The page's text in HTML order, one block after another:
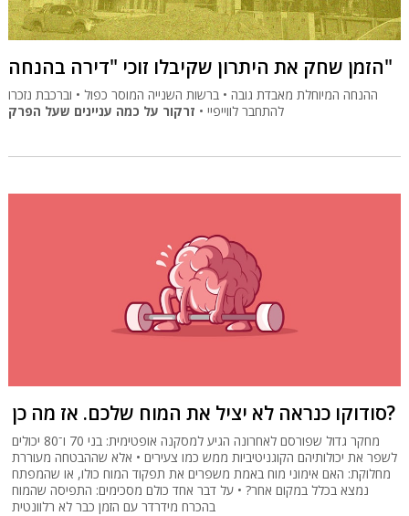
הזמן שחק את היתרון שקיבלו זוכי "דירה בהנחה"
ההנחה המיוחלת מאבדת גובה • ברשות השנייה המוסר כפול • וברכבת נזכרו
להתחבר לווייפיי • זרקור על כמה עניינים שעל הפרק
סודוקו כנראה לא יציל את המוח שלכם. אז מה כן?
מחקר גדול שפורסם לאחרונה הגיע למסקנה אופטימית: בני 70 ו־80 יכולים
לשפר את יכולותיהם הקוגניטיביות ממש כמו צעירים • אלא שההבטחה מעוררת
מחלוקת: האם אימוני מוח באמת משפרים את תפקוד המוח כולו, או שהמפתח
נמצא בכלל במקום אחר? • על דבר אחד כולם מסכימים: התפיסה שהמוח
בהכרח מידרדר עם הזמן כבר לא רלוונטית